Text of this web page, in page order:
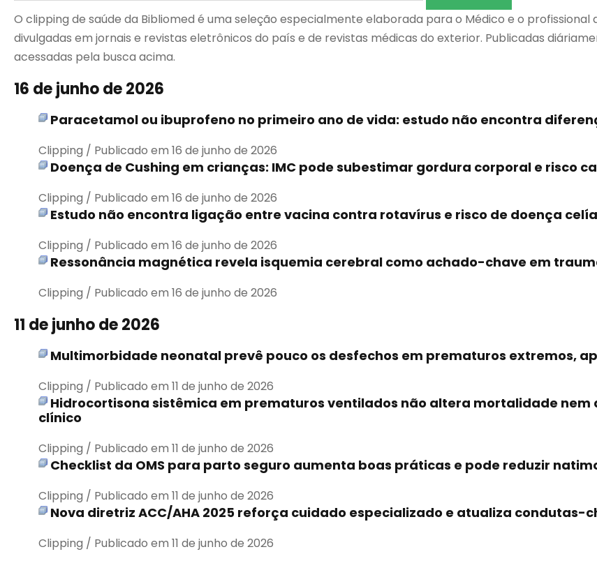
O clipping de saúde da Bibliomed é uma seleção especialmente elaborada para o Médico e o
divulgadas em jornais e revistas eletrônicos do país e de revistas médicas do exterior. Publicadas
acessadas pela busca acima.
16 de junho de 2026
Paracetamol ou ibuprofeno no primeiro ano de vida: estudo não encontra
Clipping / Publicado em 16 de junho de 2026
Doença de Cushing em crianças: IMC pode subestimar gordura corporal e risco
Clipping / Publicado em 16 de junho de 2026
Estudo não encontra ligação entre vacina contra rotavírus e risco de doença
Clipping / Publicado em 16 de junho de 2026
Ressonância magnética revela isquemia cerebral como achado-chave em
Clipping / Publicado em 16 de junho de 2026
11 de junho de 2026
Multimorbidade neonatal prevê pouco os desfechos em prematuros extremos,
Clipping / Publicado em 11 de junho de 2026
Hidrocortisona sistêmica em prematuros ventilados não altera mortalidade nem
clínico
Clipping / Publicado em 11 de junho de 2026
Checklist da OMS para parto seguro aumenta boas práticas e pode reduzir
Clipping / Publicado em 11 de junho de 2026
Nova diretriz ACC/AHA 2025 reforça cuidado especializado e atualiza
Clipping / Publicado em 11 de junho de 2026